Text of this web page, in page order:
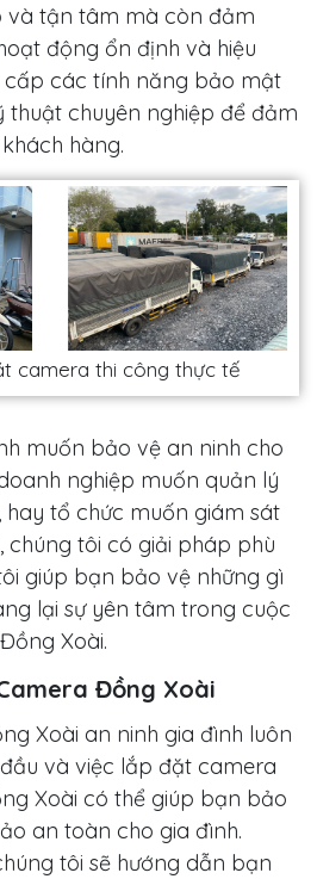
và tận tâm mà còn đảm
động ổn định và hiệu
cấp các tính năng bảo mật
thuật chuyên nghiệp để đảm
hàng.
camera thi công thực tế
muốn bảo vệ an ninh cho
nghiệp muốn quản lý
hay tổ chức muốn giám sát
chúng tôi có giải pháp phù
giúp bạn bảo vệ những gì
lại sự yên tâm trong cuộc
Xoài.
Đồng Xoài
Xoài an ninh gia đình luôn
và việc lắp đặt camera
Xoài có thể giúp bạn bảo
an toàn cho gia đình.
tôi sẽ hướng dẫn bạn